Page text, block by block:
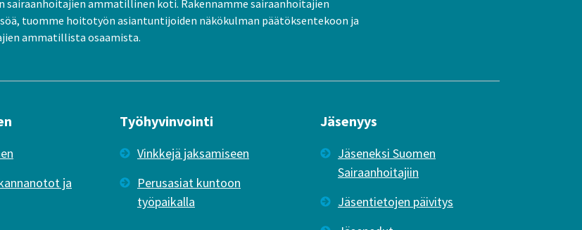
sairaanhoitajien ammatillinen koti. Rakennamme sairaanhoitajien
tuomme hoitotyön asiantuntijoiden näkökulman päätöksentekoon ja
ammatillista osaamista.
ja
Työhyvinvointi
Vinkkejä jaksamiseen
Perusasiat kuntoon
työpaikalla
Jäsenyys
Jäseneksi Suomen
Sairaanhoitajiin
Jäsentietojen päivitys